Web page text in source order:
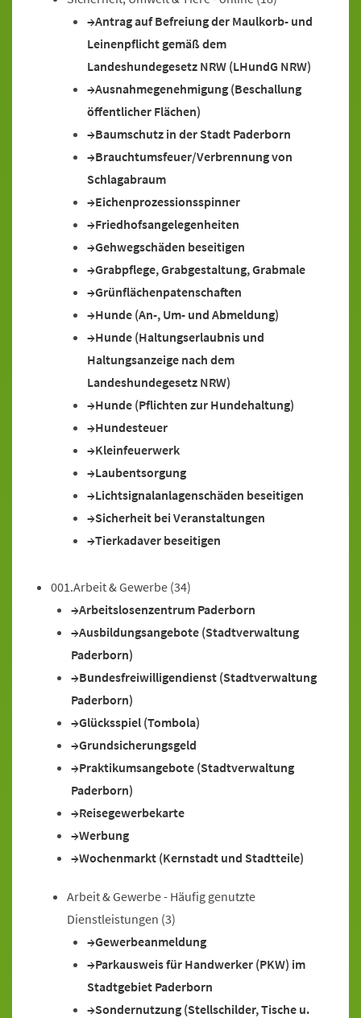
Antrag auf Befreiung der Maulkorb- und
Leinenpflicht gemäß dem
Landeshundegesetz NRW (LHundG NRW)
Ausnahmegenehmigung (Beschallung
öffentlicher Flächen)
Baumschutz in der Stadt Paderborn
Brauchtumsfeuer/Verbrennung von
Schlagabraum
Eichenprozessionsspinner
Friedhofsangelegenheiten
Gehwegschäden beseitigen
Grabpflege, Grabgestaltung, Grabmale
Grünflächenpatenschaften
Hunde (An-, Um- und Abmeldung)
Hunde (Haltungserlaubnis und
Haltungsanzeige nach dem
Landeshundegesetz NRW)
Hunde (Pflichten zur Hundehaltung)
Hundesteuer
Kleinfeuerwerk
Laubentsorgung
Lichtsignalanlagenschäden beseitigen
Sicherheit bei Veranstaltungen
Tierkadaver beseitigen
001.Arbeit & Gewerbe (34)
Arbeitslosenzentrum Paderborn
Ausbildungsangebote (Stadtverwaltung
Paderborn)
Bundesfreiwilligendienst (Stadtverwaltung
Paderborn)
Glücksspiel (Tombola)
Grundsicherungsgeld
Praktikumsangebote (Stadtverwaltung
Paderborn)
Reisegewerbekarte
Werbung
Wochenmarkt (Kernstadt und Stadtteile)
Arbeit & Gewerbe - Häufig genutzte
Dienstleistungen (3)
Gewerbeanmeldung
Parkausweis für Handwerker (PKW) im
Stadtgebiet Paderborn
Sondernutzung (Stellschilder, Tische u.